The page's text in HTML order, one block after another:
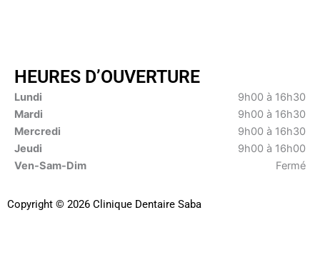
HEURES D’OUVERTURE
Lundi
9h00 à 16h30
Mardi
9h00 à 16h30
Mercredi
9h00 à 16h30
Jeudi
9h00 à 16h00
Ven-Sam-Dim
Fermé
Copyright © 2026 Clinique Dentaire Saba